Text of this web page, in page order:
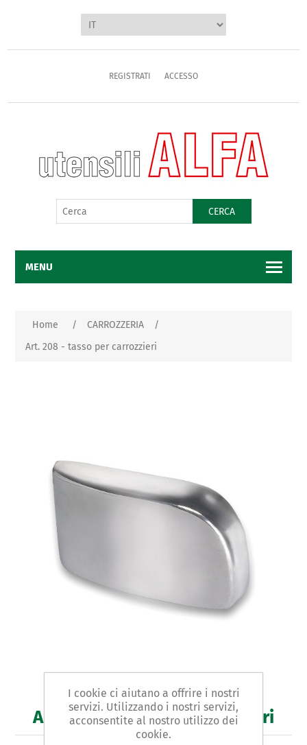
REGISTRATI ACCESSO
CERCA
MENU
Home / CARROZZERIA
/
Art. 208 - tasso per carrozzieri
Art. 208 - tasso per carrozzieri
I cookie ci aiutano a offrire i nostri
servizi. Utilizzando i nostri servizi,
acconsentite al nostro utilizzo dei
cookie.